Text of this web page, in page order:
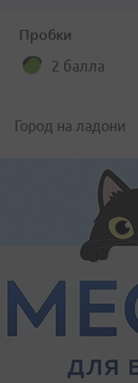
Пробки
2 балла
Город на ладони